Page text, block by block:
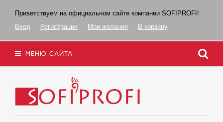
Приветствуем на официальном сайте компании SOFIPROFI!
Вход
Регистрация Мои желания В корзину
МЕНЮ САЙТА